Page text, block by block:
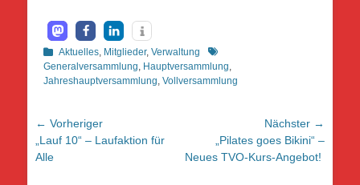
Kategorien
Aktuelles, Mitglieder, Verwaltung
Schlagworte
Generalversammlung, Hauptversammlung,
Jahreshauptversammlung, Vollversammlung
Beitragsnavigation
← Vorheriger
Vorheriger
Beitrag:
„Lauf 10“ – Laufaktion für
Alle
Nächster →
Nächster
Beitrag:
„Pilates goes Bikini“ –
Neues TVO-Kurs-Angebot!